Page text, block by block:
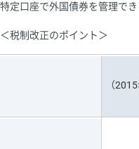
特定口座で外国債券を管理でき
＜税制改正のポイント＞
（